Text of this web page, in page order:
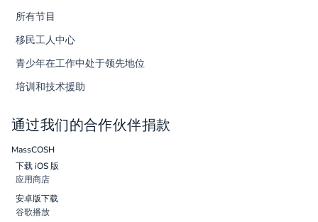
所有节目
移民工人中心
青少年在工作中处于领先地位
培训和技术援助
通过我们的合作伙伴捐款
MassCOSH
下载 iOS 版
应用商店
安卓版下载
谷歌播放